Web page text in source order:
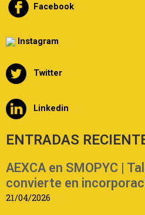
Facebook
Instagram
Twitter
Linkedin
ENTRADAS
AEXCA en SMOPYC |
convierte en
21/04/2026